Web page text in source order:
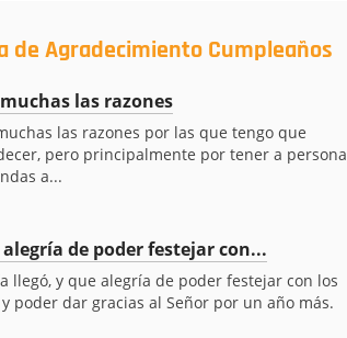
de Agradecimiento Cumpleaños
las razones
las razones por las que tengo que
pero principalmente por tener a
a...
alegría de poder festejar con...
llegó, y que alegría de poder festejar con los
poder dar gracias al Señor por un año más.